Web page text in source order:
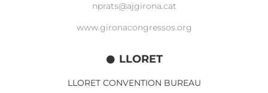
nprats@ajgirona.cat
www.gironacongressos.org
LLORET
LLORET CONVENTION BUREAU